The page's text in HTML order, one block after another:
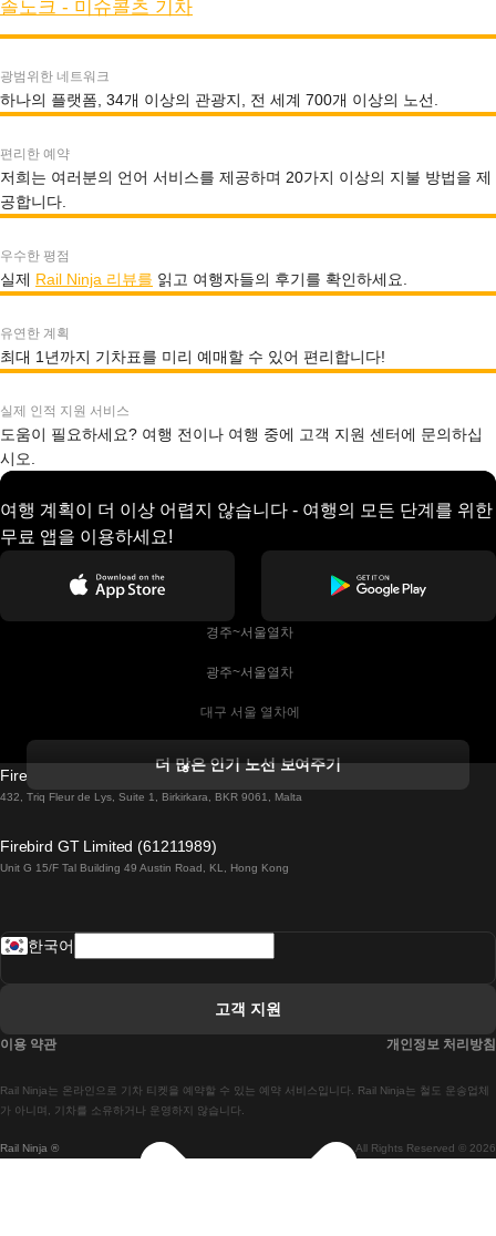
솔노크 - 미슈콜츠 기차
광범위한 네트워크
하나의 플랫폼, 34개 이상의 관광지, 전 세계 700개 이상의 노선.
편리한 예약
저희는 여러분의 언어 서비스를 제공하며 20가지 이상의 지불 방법을 제
공합니다.
우수한 평점
실제 Rail Ninja 리뷰를 읽고 여행자들의 후기를 확인하세요.
유연한 계획
최대 1년까지 기차표를 미리 예매할 수 있어 편리합니다!
실제 인적 지원 서비스
도움이 필요하세요? 여행 전이나 여행 중에 고객 지원 센터에 문의하십
시오.
여행 계획이 더 이상 어렵지 않습니다 - 여행의 모든 단계를 위한
무료 앱을 이용하세요!
경주~서울열차
광주~서울열차
대구 서울 열차에
더블린에서 골웨이 열차
로마에서 나폴리 열차
마드리드-리스본 열차
마드리드에서 바르셀로나로 가는 고속 열차
더 많은 인기 노선 보여주기
Firebird GT Limited (OC 1451)
432, Triq Fleur de Lys, Suite 1, Birkirkara, BKR 9061, Malta
Firebird GT Limited (61211989)
Unit G 15/F Tal Building 49 Austin Road, KL, Hong Kong
Rail Ninja ® All Rights Reserved © 2026
Rail Ninja는 온라인으로 기차 티켓을 예약할 수 있는 예약 서비스입니다. Rail Ninja는 철도 운송업체
가 아니며, 기차를 소유하거나 운영하지 않습니다.
한국어
고객 지원
이용 약관 개인정보 처리방침